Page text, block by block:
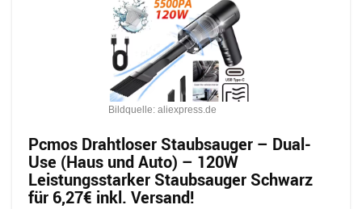
Bildquelle: aliexpress.de
Pcmos Drahtloser Staubsauger – Dual-
Use (Haus und Auto) – 120W
Leistungsstarker Staubsauger Schwarz
für 6,27€ inkl. Versand!